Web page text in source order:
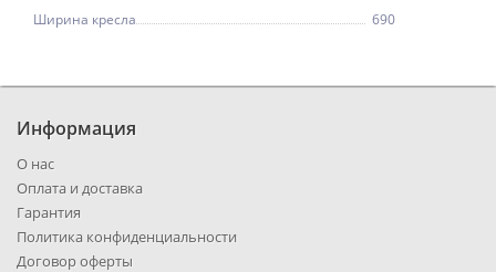
Ширина кресла
690
Информация
О нас
Оплата и доставка
Гарантия
Политика конфиденциальности
Договор оферты